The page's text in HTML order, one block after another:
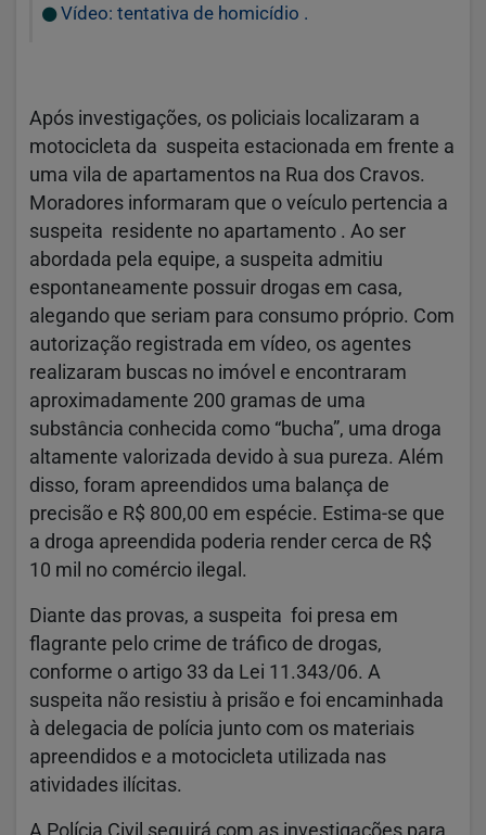
Vídeo: tentativa de homicídio .
Após investigações, os policiais localizaram a
motocicleta da suspeita estacionada em frente a
uma vila de apartamentos na Rua dos Cravos.
Moradores informaram que o veículo pertencia a
suspeita residente no apartamento . Ao ser
abordada pela equipe, a suspeita admitiu
espontaneamente possuir drogas em casa,
alegando que seriam para consumo próprio. Com
autorização registrada em vídeo, os agentes
realizaram buscas no imóvel e encontraram
aproximadamente 200 gramas de uma
substância conhecida como “bucha”, uma droga
altamente valorizada devido à sua pureza. Além
disso, foram apreendidos uma balança de
precisão e R$ 800,00 em espécie. Estima-se que
a droga apreendida poderia render cerca de R$
10 mil no comércio ilegal.
Diante das provas, a suspeita foi presa em
flagrante pelo crime de tráfico de drogas,
conforme o artigo 33 da Lei 11.343/06. A
suspeita não resistiu à prisão e foi encaminhada
à delegacia de polícia junto com os materiais
apreendidos e a motocicleta utilizada nas
atividades ilícitas.
A Polícia Civil seguirá com as investigações para